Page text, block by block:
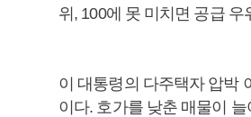
위, 100에 못 미치면 공급 우
이 대통령의 다주택자 압박
이다. 호가를 낮춘 매물이